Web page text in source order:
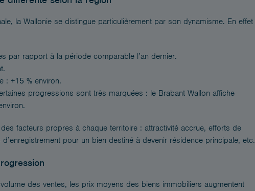
la Wallonie se distingue particulièrement par son dynamisme. En effet
par rapport à la période comparable l’an dernier.
: +15 % environ.
progressions sont très marquées : le Brabant Wallon affiche
facteurs propres à chaque territoire : attractivité accrue, efforts de
pour un bien destiné à devenir résidence principale, etc.
des ventes, les prix moyens des biens immobiliers augmentent